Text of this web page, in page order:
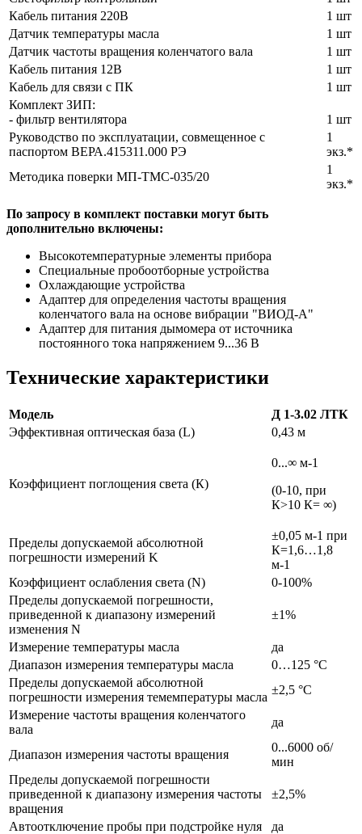
Кабель питания 220В
1 шт
Датчик температуры масла
1 шт
Датчик частоты вращения коленчатого вала
1 шт
Кабель питания 12В
1 шт
Кабель для связи с ПК
1 шт
Комплект ЗИП:
- фильтр вентилятора
1 шт
Руководство по эксплуатации, совмещенное с
паспортом ВЕРА.415311.000 РЭ
1
экз.*
Методика поверки МП-ТМС-035/20
1
экз.*
По запросу в комплект поставки могут быть
дополнительно включены:
Высокотемпературные элементы прибора
Специальные пробоотборные устройства
Охлаждающие устройства
Адаптер для определения частоты вращения
коленчатого вала на основе вибрации "ВИОД-А"
Адаптер для питания дымомера от источника
постоянного тока напряжением 9...36 В
Технические характеристики
Модель
Д 1-3.02 ЛТК
Эффективная оптическая база (L)
0,43 м
Коэффициент поглощения света (К)
0...∞ м-1
(0-10, при
К>10 К= ∞)
Пределы допускаемой абсолютной
погрешности измерений K
±0,05 м-1 при
К=1,6…1,8
м-1
Коэффициент ослабления света (N)
0-100%
Пределы допускаемой погрешности,
приведенной к диапазону измерений
изменения N
±1%
Измерение температуры масла
да
Диапазон измерения температуры масла
0…125 °С
Пределы допускаемой абсолютной
погрешности измерения темемпературы масла
±2,5 °С
Измерение частоты вращения коленчатого
вала
да
Диапазон измерения частоты вращения
0...6000 об/
мин
Пределы допускаемой погрешности
приведенной к диапазону измерения частоты
вращения
±2,5%
Автоотключение пробы при подстройке нуля
да